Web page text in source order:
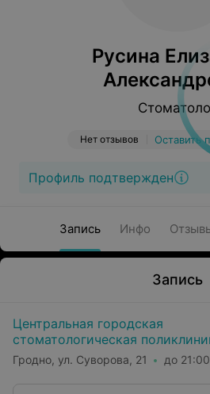
Русина
Нет отзывов Оставить
Профиль подтвержден
Запись Инфо
Запись
Центральная городская
стоматологическая
Гродно
Гродно, ул. Суворова, 21 до 21:00